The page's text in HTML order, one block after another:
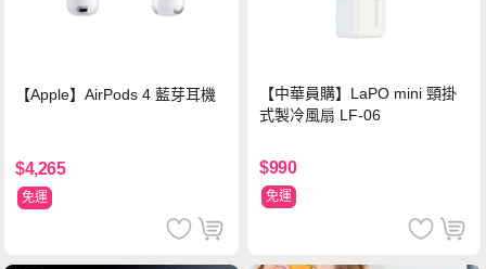
【Apple】AirPods 4 藍芽耳機
$4,265
免運
【中華員購】LaPO mini 頸掛
式製冷風扇 LF-06
$990
免運